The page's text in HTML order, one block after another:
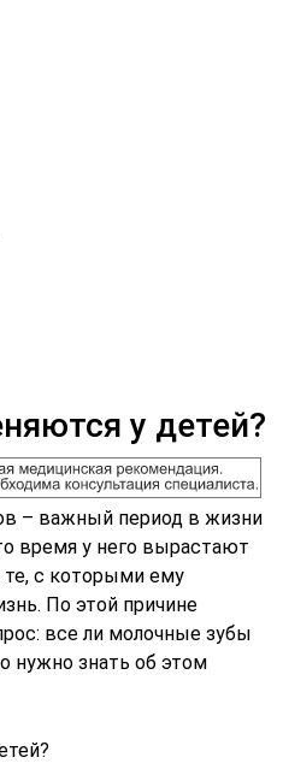
у детей?
– важный период в жизни
время у него вырастают
те, с которыми ему
По этой причине
все ли молочные зубы
нужно знать об этом